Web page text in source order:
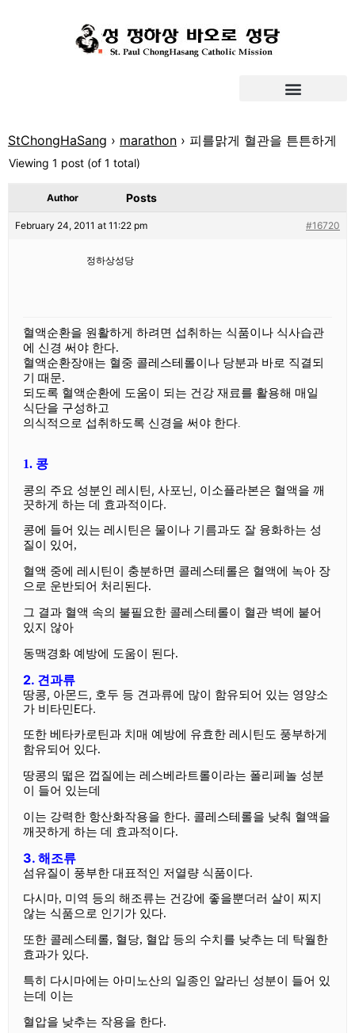
StChongHaSang › marathon › 피를맑게 혈관을 튼튼하게
Viewing 1 post (of 1 total)
Author Posts
February 24, 2011 at 11:22 pm #16720
정하상성당
혈액순환을 원활하게 하려면 섭취하는 식품이나 식사습관
에 신경 써야 한다.
혈액순환장애는 혈중 콜레스테롤이나 당분과 바로 직결되
기 때문.
되도록 혈액순환에 도움이 되는 건강 재료를 활용해 매일
식단을 구성하고
의식적으로 섭취하도록 신경을 써야 한다.
1. 콩
콩의 주요 성분인 레시틴, 사포닌, 이소플라본은 혈액을 깨
끗하게 하는 데 효과적이다.
콩에 들어 있는 레시틴은 물이나 기름과도 잘 융화하는 성
질이 있어,
혈액 중에 레시틴이 충분하면 콜레스테롤은 혈액에 녹아 장
으로 운반되어 처리된다.
그 결과 혈액 속의 불필요한 콜레스테롤이 혈관 벽에 붙어
있지 않아
동맥경화 예방에 도움이 된다.
2. 견과류
땅콩, 아몬드, 호두 등 견과류에 많이 함유되어 있는 영양소
가 비타민E다.
또한 베타카로틴과 치매 예방에 유효한 레시틴도 풍부하게
함유되어 있다.
땅콩의 떫은 껍질에는 레스베라트롤이라는 폴리페놀 성분
이 들어 있는데
이는 강력한 항산화작용을 한다. 콜레스테롤을 낮춰 혈액을
깨끗하게 하는 데 효과적이다.
3. 해조류
섬유질이 풍부한 대표적인 저열량 식품이다.
다시마, 미역 등의 해조류는 건강에 좋을뿐더러 살이 찌지
않는 식품으로 인기가 있다.
또한 콜레스테롤, 혈당, 혈압 등의 수치를 낮추는 데 탁월한
효과가 있다.
특히 다시마에는 아미노산의 일종인 알라닌 성분이 들어 있
는데 이는
혈압을 낮추는 작용을 한다.